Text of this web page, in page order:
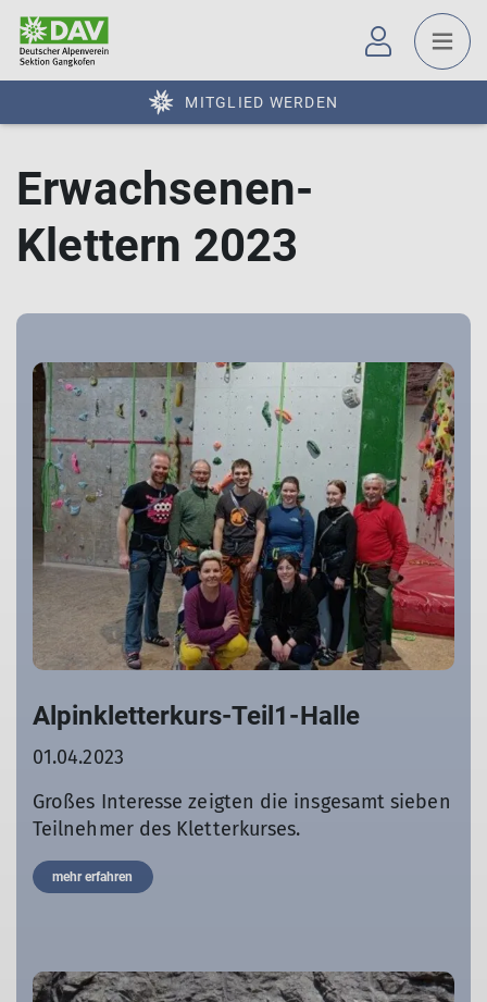
MITGLIED WERDEN
Erwachsenen-
Klettern 2023
Alpinkletterkurs-Teil1-Halle
01.04.2023
Großes Interesse zeigten die insgesamt sieben
Teilnehmer des Kletterkurses.
mehr erfahren